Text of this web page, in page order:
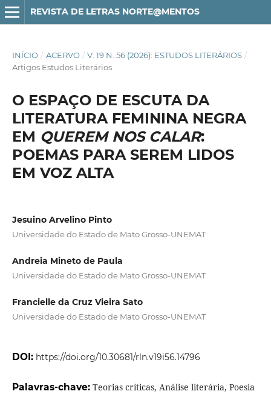
REVISTA DE LETRAS NORTE@MENTOS
INÍCIO / ACERVO / V. 19 N. 56 (2026): ESTUDOS LITERÁRIOS /
Artigos Estudos Literários
O ESPAÇO DE ESCUTA DA
LITERATURA FEMININA NEGRA
EM QUEREM NOS CALAR:
POEMAS PARA SEREM LIDOS
EM VOZ ALTA
Jesuino Arvelino Pinto
Universidade do Estado de Mato Grosso-UNEMAT
Andreia Mineto de Paula
Universidade do Estado de Mato Grosso-UNEMAT
Francielle da Cruz Vieira Sato
Universidade do Estado de Mato Grosso-UNEMAT
DOI: https://doi.org/10.30681/rln.v19i56.14796
Palavras-chave: Teorias críticas, Análise literária, Poesia